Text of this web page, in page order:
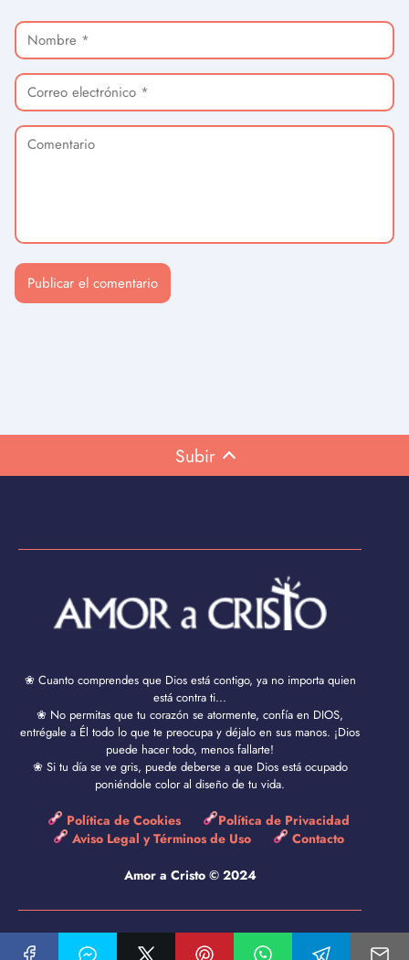
Subir
❀ Cuanto comprendes que Dios está contigo, ya no importa quien
está contra ti...
❀ No permitas que tu corazón se atormente, confía en DIOS,
entrégale a Él todo lo que te preocupa y déjalo en sus manos. ¡Dios
puede hacer todo, menos fallarte!
❀ Si tu día se ve gris, puede deberse a que Dios está ocupado
poniéndole color al diseño de tu vida.
Política de Cookies
Política de Privacidad
Aviso Legal y Términos de Uso
Contacto
Amor a Cristo © 2024